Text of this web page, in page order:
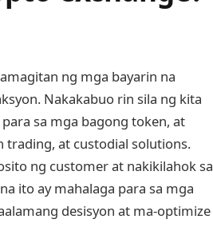
ng mga bayarin na
Nakakabuo rin sila ng kita
sa mga bagong token, at
trading, at custodial solutions.
ng customer at nakikilahok sa
ito ay mahalaga para sa mga
desisyon at ma-optimize